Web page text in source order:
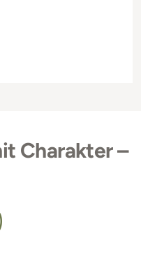
Charakter –